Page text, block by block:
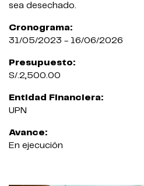
sea desechado.
Cronograma:
31/05/2023 - 16/06/2026
Presupuesto:
S/.2,500.00
Entidad Financiera:
UPN
Avance:
En ejecución